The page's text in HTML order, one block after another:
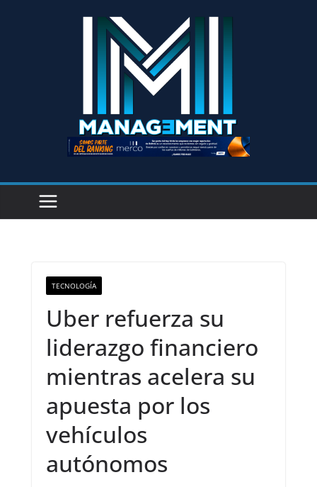
TECNOLOGÍA
Uber refuerza su
liderazgo financiero
mientras acelera su
apuesta por los
vehículos
autónomos